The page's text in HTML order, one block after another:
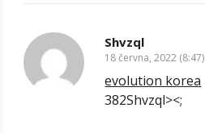
Shvzql
18 června, 2022 (8:47)
evolution korea
382Shvzql><;